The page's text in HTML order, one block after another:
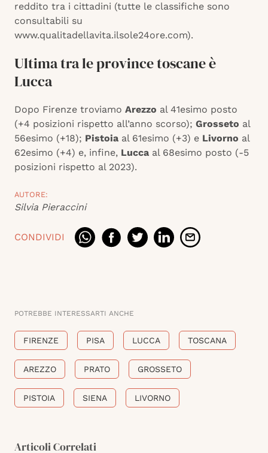
reddito tra i cittadini (tutte le classifiche sono
consultabili su
www.qualitadellavita.ilsole24ore.com).
Ultima tra le province toscane è
Lucca
Dopo Firenze troviamo Arezzo al 41esimo posto
(+4 posizioni rispetto all’anno scorso); Grosseto al
56esimo (+18); Pistoia al 61esimo (+3) e Livorno al
62esimo (+4) e, infine, Lucca al 68esimo posto (-5
posizioni rispetto al 2023).
AUTORE:
Silvia Pieraccini
CONDIVIDI
POTREBBE INTERESSARTI ANCHE
FIRENZE PISA LUCCA TOSCANA
AREZZO PRATO GROSSETO
PISTOIA SIENA LIVORNO
Articoli Correlati